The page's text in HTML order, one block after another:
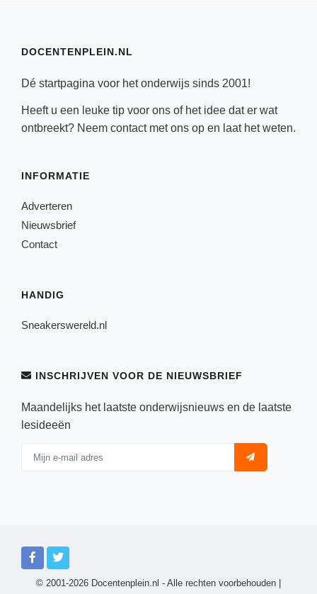
DOCENTENPLEIN.NL
Dé startpagina voor het onderwijs sinds 2001!
Heeft u een leuke tip voor ons of het idee dat er wat
ontbreekt? Neem contactmet ons op en laat het weten.
INFORMATIE
Adverteren
Nieuwsbrief
Contact
HANDIG
Sneakerswereld.nl
INSCHRIJVEN VOOR DE NIEUWSBRIEF
Maandelijks het laatste onderwijsnieuws en de laatste
lesideeën
© 2001-2026 Docentenplein.nl - Alle rechten voorbehouden |